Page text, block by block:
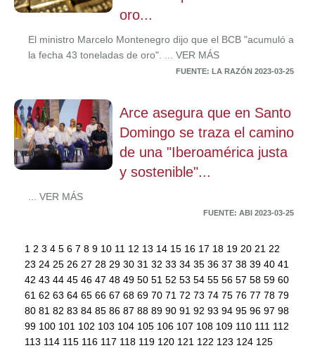
oro...
El ministro Marcelo Montenegro dijo que el BCB "acumuló a
la fecha 43 toneladas de oro". ... VER MÁS
FUENTE: LA RAZÓN 2023-03-25
Arce asegura que en Santo
Domingo se traza el camino
de una "Iberoamérica justa
y sostenible"...
... VER MÁS
FUENTE: ABI 2023-03-25
1 2 3 4 5 6 7 8 9 10 11 12 13 14 15 16 17 18 19 20 21 22
23 24 25 26 27 28 29 30 31 32 33 34 35 36 37 38 39 40 41
42 43 44 45 46 47 48 49 50 51 52 53 54 55 56 57 58 59 60
61 62 63 64 65 66 67 68 69 70 71 72 73 74 75 76 77 78 79
80 81 82 83 84 85 86 87 88 89 90 91 92 93 94 95 96 97 98
99 100 101 102 103 104 105 106 107 108 109 110 111 112
113 114 115 116 117 118 119 120 121 122 123 124 125